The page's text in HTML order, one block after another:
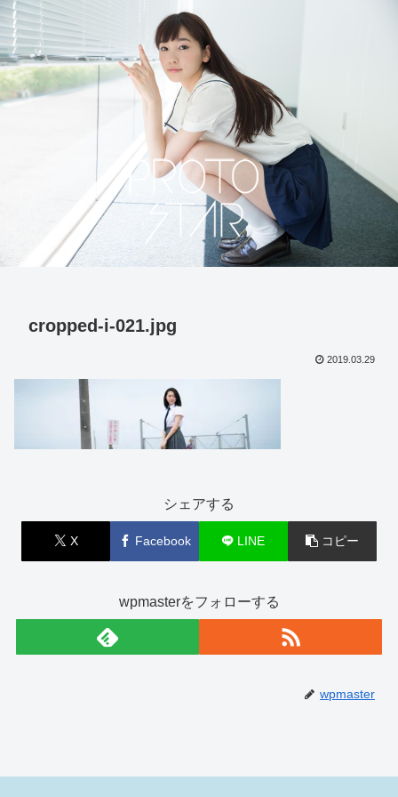
cropped-i-021.jpg
2019.03.29
シェアする
X Facebook LINE コピー
wpmasterをフォローする
wpmaster